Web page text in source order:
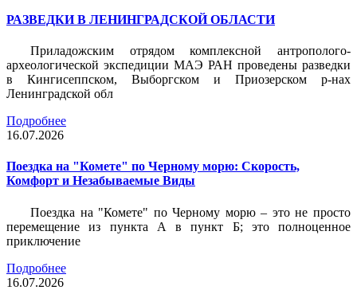
РАЗВЕДКИ В ЛЕНИНГРАДСКОЙ ОБЛАСТИ
Приладожским отрядом комплексной антрополого-
археологической экспедиции МАЭ РАН проведены разведки
в Кингисеппском, Выборгском и Приозерском р-нах
Ленинградской обл
Подробнее
16.07.2026
Поездка на "Комете" по Черному морю: Скорость,
Комфорт и Незабываемые Виды
Поездка на "Комете" по Черному морю – это не просто
перемещение из пункта А в пункт Б; это полноценное
приключение
Подробнее
16.07.2026